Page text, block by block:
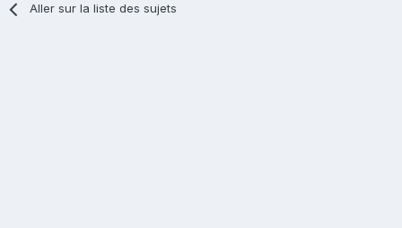
Aller sur la liste des sujets